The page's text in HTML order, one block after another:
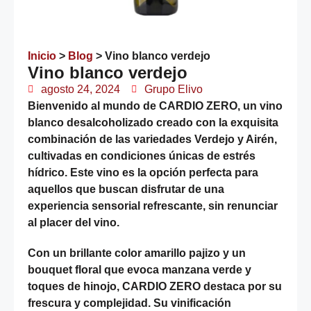
Inicio > Blog > Vino blanco verdejo
Vino blanco verdejo
agosto 24, 2024
Grupo Elivo
Bienvenido al mundo de CARDIO ZERO, un vino
blanco desalcoholizado creado con la exquisita
combinación de las variedades Verdejo y Airén,
cultivadas en condiciones únicas de estrés
hídrico. Este vino es la opción perfecta para
aquellos que buscan disfrutar de una
experiencia sensorial refrescante, sin renunciar
al placer del vino.
Con un brillante color amarillo pajizo y un
bouquet floral que evoca manzana verde y
toques de hinojo, CARDIO ZERO destaca por su
frescura y complejidad. Su vinificación